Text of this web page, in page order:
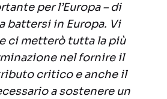
per l’Europa – di
battersi in Europa. Vi
ci metterò tutta la più
nel fornire il
critico e anche il
a sostenere un